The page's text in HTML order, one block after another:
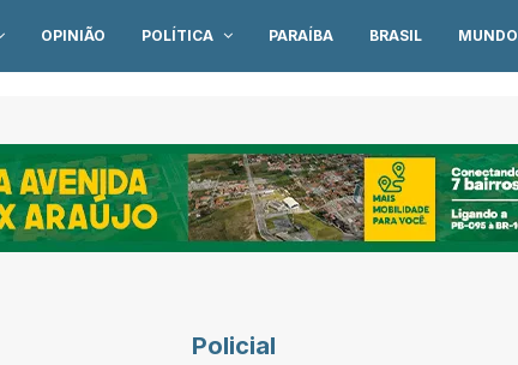
OPINIÃO POLÍTICA PARAÍBA BRASIL MUNDO
Policial